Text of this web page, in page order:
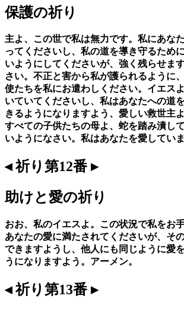
保護の祈り
主よ、この世で私は無力です。私にあな
ってくださいし、私の道を導き守るため
いようにしてくださいが、強く残らせま
さい。不正と害から私が護られるように
使たちを私にお遣わしください。イエス
いていてくださいし、私はあなたへの道
きるようになりますよう、愛しい救世主
すべての子供たちの母よ、蛇を踏み潰し
いようになさい。私はあなたを愛してい
◂ 祈り第12番 ▸
助けと愛の祈り
おお、私のイエスよ。この状況で私をお
あなたの愛に満たされてくださいが、そ
できますようし、他人にも同じように愛
うになりますよう。アーメン。
◂ 祈り第13番 ▸